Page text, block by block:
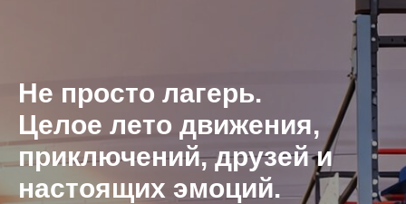
Не просто лагерь.
Целое лето движения,
приключений, друзей и
настоящих эмоций.